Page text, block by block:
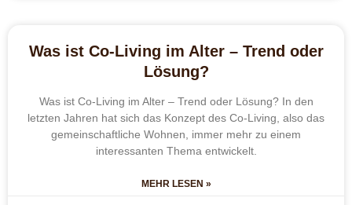
Was ist Co-Living im Alter – Trend oder
Lösung?
Was ist Co-Living im Alter – Trend oder Lösung? In den
letzten Jahren hat sich das Konzept des Co-Living, also das
gemeinschaftliche Wohnen, immer mehr zu einem
interessanten Thema entwickelt.
MEHR LESEN »